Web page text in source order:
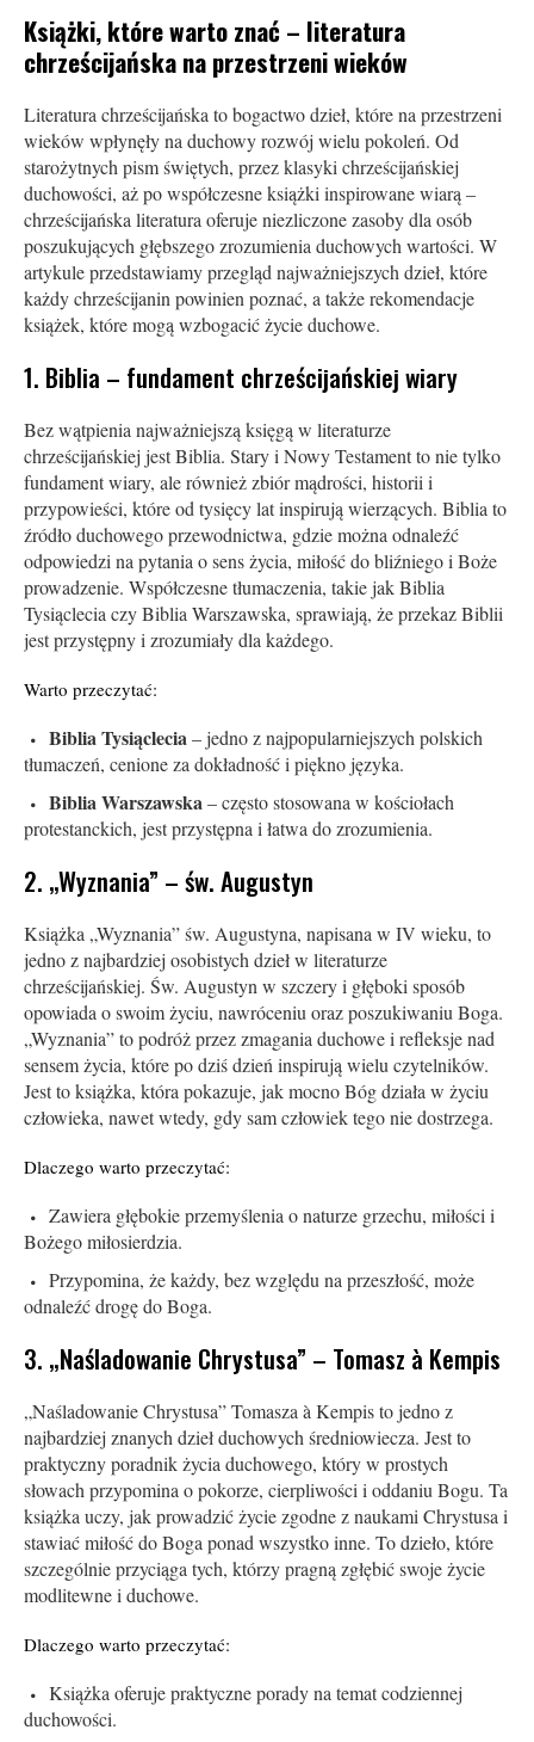
Książki, które warto znać – literatura
chrześcijańska na przestrzeni wieków
Literatura chrześcijańska to bogactwo dzieł, które na przestrzeni
wieków wpłynęły na duchowy rozwój wielu pokoleń. Od
starożytnych pism świętych, przez klasyki chrześcijańskiej
duchowości, aż po współczesne książki inspirowane wiarą –
chrześcijańska literatura oferuje niezliczone zasoby dla osób
poszukujących głębszego zrozumienia duchowych wartości. W
artykule przedstawiamy przegląd najważniejszych dzieł, które
każdy chrześcijanin powinien poznać, a także rekomendacje
książek, które mogą wzbogacić życie duchowe.
1. Biblia – fundament chrześcijańskiej wiary
Bez wątpienia najważniejszą księgą w literaturze
chrześcijańskiej jest Biblia. Stary i Nowy Testament to nie tylko
fundament wiary, ale również zbiór mądrości, historii i
przypowieści, które od tysięcy lat inspirują wierzących. Biblia to
źródło duchowego przewodnictwa, gdzie można odnaleźć
odpowiedzi na pytania o sens życia, miłość do bliźniego i Boże
prowadzenie. Współczesne tłumaczenia, takie jak Biblia
Tysiąclecia czy Biblia Warszawska, sprawiają, że przekaz Biblii
jest przystępny i zrozumiały dla każdego.
Warto przeczytać:
Biblia Tysiąclecia – jedno z najpopularniejszych polskich
tłumaczeń, cenione za dokładność i piękno języka.
Biblia Warszawska – często stosowana w kościołach
protestanckich, jest przystępna i łatwa do zrozumienia.
2. „Wyznania” – św. Augustyn
Książka „Wyznania” św. Augustyna, napisana w IV wieku, to
jedno z najbardziej osobistych dzieł w literaturze
chrześcijańskiej. Św. Augustyn w szczery i głęboki sposób
opowiada o swoim życiu, nawróceniu oraz poszukiwaniu Boga.
„Wyznania” to podróż przez zmagania duchowe i refleksje nad
sensem życia, które po dziś dzień inspirują wielu czytelników.
Jest to książka, która pokazuje, jak mocno Bóg działa w życiu
człowieka, nawet wtedy, gdy sam człowiek tego nie dostrzega.
Dlaczego warto przeczytać:
Zawiera głębokie przemyślenia o naturze grzechu, miłości i
Bożego miłosierdzia.
Przypomina, że każdy, bez względu na przeszłość, może
odnaleźć drogę do Boga.
3. „Naśladowanie Chrystusa” – Tomasz à Kempis
„Naśladowanie Chrystusa” Tomasza à Kempis to jedno z
najbardziej znanych dzieł duchowych średniowiecza. Jest to
praktyczny poradnik życia duchowego, który w prostych
słowach przypomina o pokorze, cierpliwości i oddaniu Bogu. Ta
książka uczy, jak prowadzić życie zgodne z naukami Chrystusa i
stawiać miłość do Boga ponad wszystko inne. To dzieło, które
szczególnie przyciąga tych, którzy pragną zgłębić swoje życie
modlitewne i duchowe.
Dlaczego warto przeczytać:
Książka oferuje praktyczne porady na temat codziennej
duchowości.